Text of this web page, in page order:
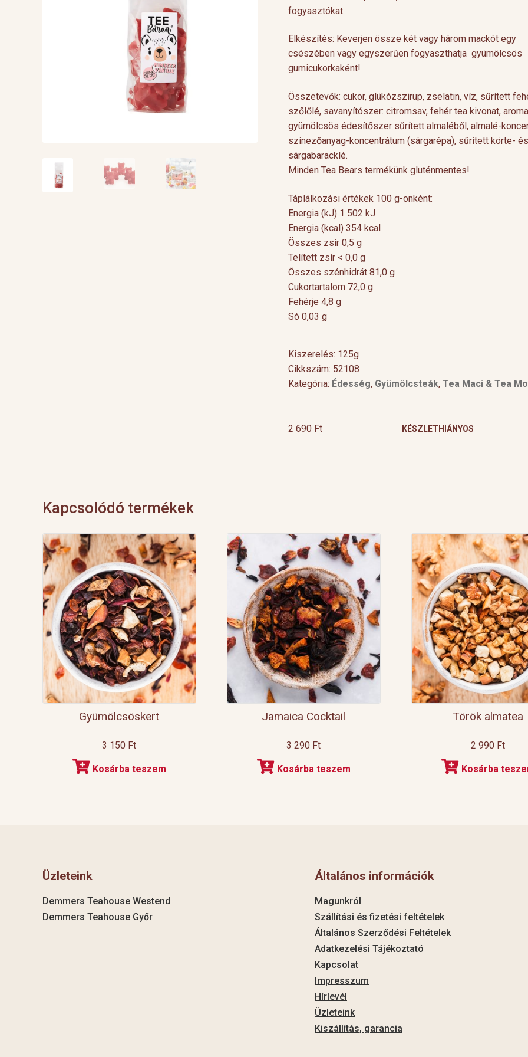
fogyasztókat.
Elkészítés: Keverjen össze két vagy három mackót egy
csészében vagy egyszerűen fogyaszthatja gyümölcsös
gumicukorkaként!
Összetevők: cukor, glükózszirup, zselatin, víz, sűrített
szőlőlé, savanyítószer: citromsav, fehér tea kivonat,
gyümölcsös édesítőszer sűrített almaléből, almalé-
színezőanyag-koncentrátum (sárgarépa), sűrített körte-
sárgabaracklé.
Minden Tea Bears termékünk gluténmentes!
Táplálkozási értékek 100 g-onként:
Energia (kJ) 1 502 kJ
Energia (kcal) 354 kcal
Összes zsír 0,5 g
Telített zsír < 0,0 g
Összes szénhidrát 81,0 g
Cukortartalom 72,0 g
Fehérje 4,8 g
Só 0,03 g
Kiszerelés: 125g
Cikkszám: 52108
Kategória: Édesség, Gyümölcsteák,Tea Maci & Tea
2 690 Ft KÉSZLETHIÁNYOS
Kapcsolódó termékek
Gyümölcsöskert
3 150 Ft
Kosárba teszem
Jamaica Cocktail
3 290 Ft
Kosárba teszem
Török almatea
2 990 Ft
Kosárba
Cocktail Time
Nagy örömünkre a tea egyre nagyobb
teret kap a gasztronómiában és a koktél
készítő mesterek is egyre több
Üzleteink
Demmers Teahouse Westend
Demmers Teahouse Győr
Általános információk
Magunkról
Szállítási és fizetési feltételek
Általános Szerződési Feltételek
Adatkezelési Tájékoztató
Kapcsolat
Impresszum
Hírlevél
Üzleteink
Kiszállítás, garancia